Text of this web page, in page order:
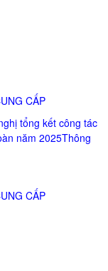
CẤP
tổng kết công tác
năm 2025Thông
CẤP